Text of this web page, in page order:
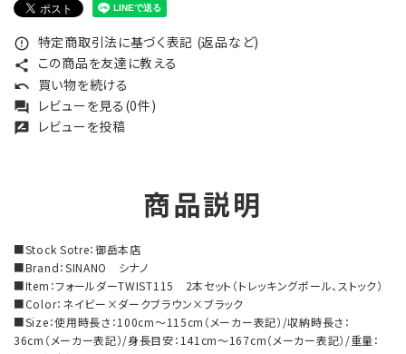
error_outline 特定商取引法に基づく表記 (返品など)
share この商品を友達に教える
undo 買い物を続ける
forum レビューを見る(0件)
rate_review レビューを投稿
商品説明
■Stock Sotre：御岳本店
■Brand：SINANO シナノ
■Item：フォールダーTWIST115 2本セット（トレッキングポール、ストック）
■Color：ネイビー×ダークブラウン×ブラック
■Size：使用時長さ：100cm～115cm（メーカー表記）/収納時長さ：
36cm（メーカー表記）/身長目安：141cm～167cm（メーカー表記）/重量：